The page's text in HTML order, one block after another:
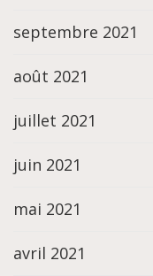
septembre 2021
août 2021
juillet 2021
juin 2021
mai 2021
avril 2021